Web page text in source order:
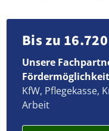
Bis zu
Unsere
KfW, Pflegekasse,
Arbeit